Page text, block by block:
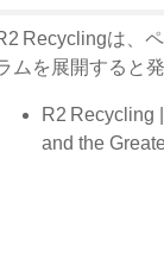
Recyclingは、
ムを展開すると
R2 Recycling
and the